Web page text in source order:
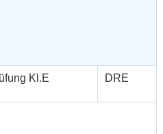
Kl.E DRE